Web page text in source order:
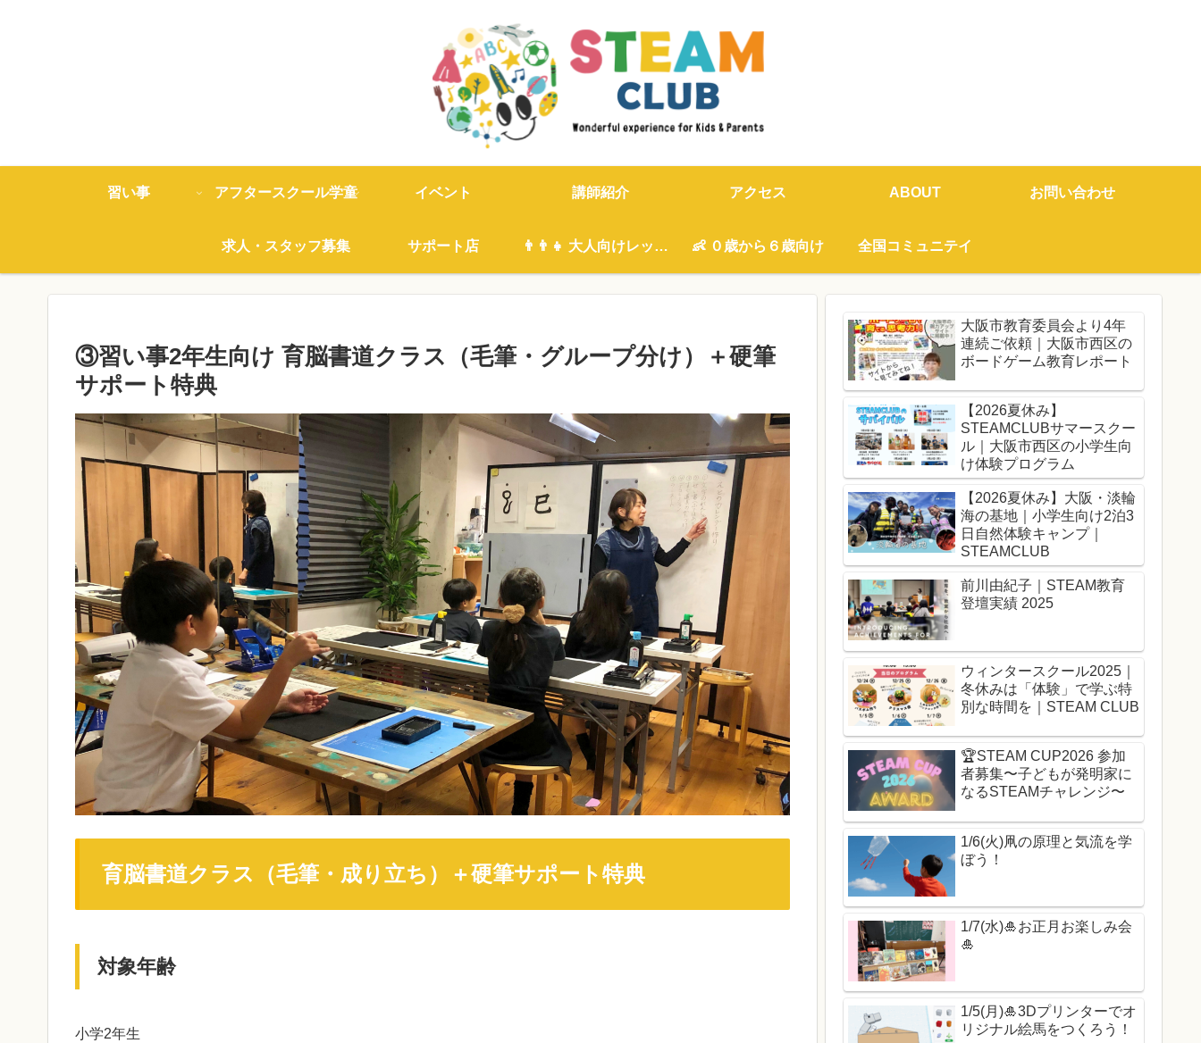
習い事 アフタースクール学童 イベント 講師紹介 アクセス ABOUT お問い合わせ
求人・スタッフ募集 サポート店 👨‍👨‍👧 大人向けレッスン 👶 ０歳から６歳向け 全国コミュニテイ
③習い事2年生向け 育脳書道クラス（毛筆・グループ分け）＋硬筆
サポート特典
育脳書道クラス（毛筆・成り立ち）＋硬筆サポート特典
対象年齢
小学2年生
大阪市教育委員会より4年
連続ご依頼｜大阪市西区の
ボードゲーム教育レポート
【2026夏休み】
STEAMCLUBサマースクー
ル｜大阪市西区の小学生向
け体験プログラム
【2026夏休み】大阪・淡輪
海の基地｜小学生向け2泊3
日自然体験キャンプ｜
STEAMCLUB
前川由紀子｜STEAM教育
登壇実績 2025
ウィンタースクール2025｜
冬休みは「体験」で学ぶ特
別な時間を｜STEAM CLUB
🏆️STEAM CUP2026 参加
者募集〜子どもが発明家に
なるSTEAMチャレンジ〜
1/6(火)凧の原理と気流を学
ぼう！
1/7(水)🎍お正月お楽しみ会
🎍
1/5(月)🎍3Dプリンターでオ
リジナル絵馬をつくろう！